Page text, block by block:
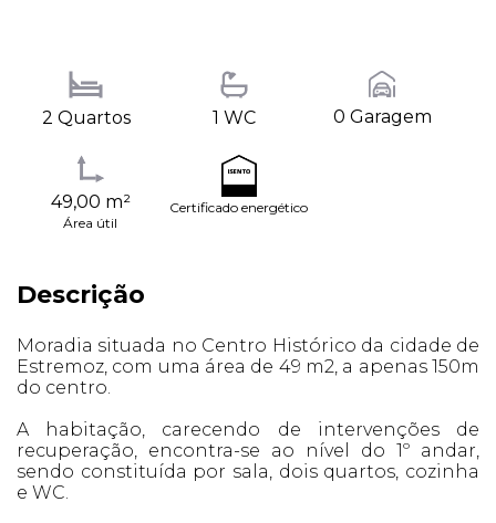
2 Quartos 1 WC 0 Garagem
49,00 m²
Área útil
Certificado energético
Descrição
Moradia situada no Centro Histórico da cidade de
Estremoz, com uma área de 49 m2, a apenas 150m
do centro.
A habitação, carecendo de intervenções de
recuperação, encontra-se ao nível do 1º andar,
sendo constituída por sala, dois quartos, cozinha
e WC.